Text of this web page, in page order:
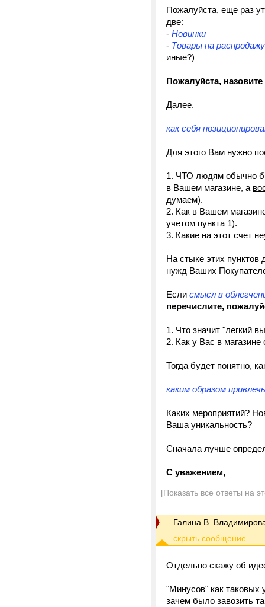
Пожалуйста, еще раз
две:
- Новинки
- Товары на
иные?)
Пожалуйста,
Далее.
как себя
Для этого Вам нужно
1. ЧТО людям обычно
в Вашем магазине, а
думаем).
2. Как в Вашем
учетом пункта 1).
3. Какие на этот счет
На стыке этих пунктов
нужд Ваших
Если смысл в
перечислите,
1. Что значит "легкий
2. Как у Вас в
Тогда будет понятно,
каким образом
Каких мероприятий?
Ваша уникальность?
Сначала лучше
С уважением,
[Показать все ответы на
Галина В.
Отдельно скажу об
"Минусов" как таковых
зачем было завозить